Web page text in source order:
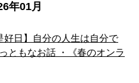
年01月
好日】自分の人生は自分で
ともなお話 ・《春のオンラ